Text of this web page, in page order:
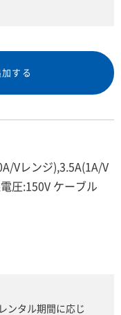
する
Vレンジ),3.5A(1A/V
圧:150V ケーブル
タル期間に応じ